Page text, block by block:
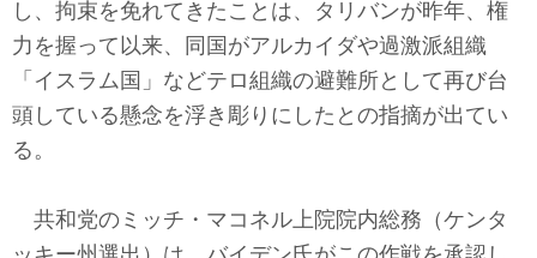
し、拘束を免れてきたことは、タリバンが昨年、権
力を握って以来、同国がアルカイダや過激派組織
「イスラム国」などテロ組織の避難所として再び台
頭している懸念を浮き彫りにしたとの指摘が出てい
る。
共和党のミッチ・マコネル上院院内総務（ケンタ